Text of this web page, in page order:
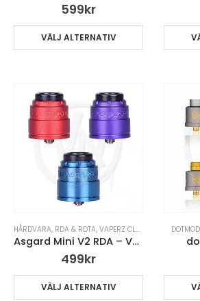
599kr
VÄLJ ALTERNATIV
HÅRDVARA, RDA & RDTA, VAPERZ CLOUD
Asgard Mini V2 RDA – VaperzCloud
499kr
VÄLJ ALTERNATIV
DOTMOD